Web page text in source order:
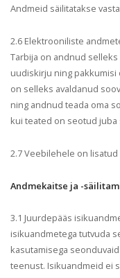
Andmeid säilitatakse
2.6 Elektrooniliste
Tarbija on andnud
uudiskirju ning pakkumisi
on selleks avaldanud
ning andnud teada oma
kui teated on seotud
2.7 Veebilehele on lisatud
Andmekaitse ja -
3.1 Juurdepääs
isikuandmetega tutvuda
kasutamisega
teenust. Isikuandmeid ei